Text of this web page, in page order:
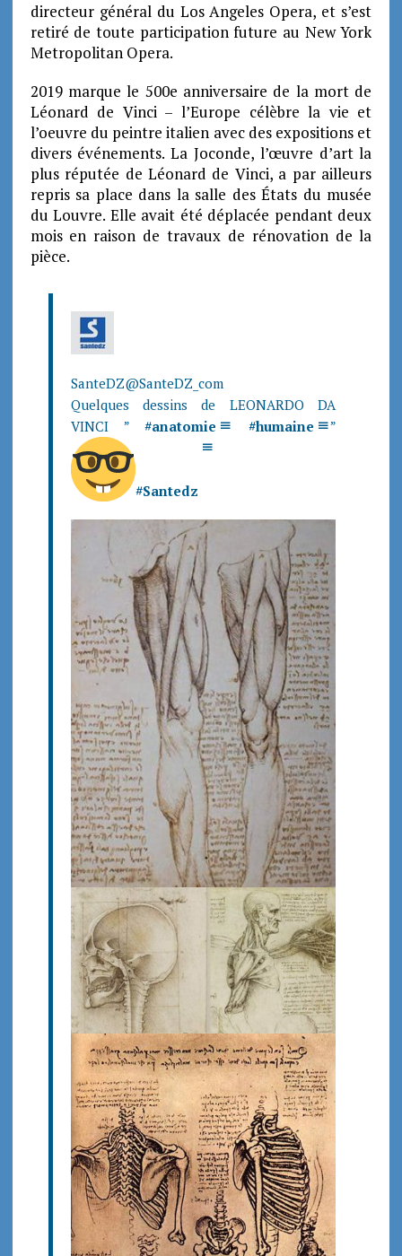
directeur général du Los Angeles Opera, et s’est
retiré de toute participation future au New York
Metropolitan Opera.
2019 marque le 500e anniversaire de la mort de
Léonard de Vinci – l’Europe célèbre la vie et
l’oeuvre du peintre italien avec des expositions et
divers événements. La Joconde, l’œuvre d’art la
plus réputée de Léonard de Vinci, a par ailleurs
repris sa place dans la salle des États du musée
du Louvre. Elle avait été déplacée pendant deux
mois en raison de travaux de rénovation de la
pièce.
SanteDZ@SanteDZ_com
Quelques dessins de LEONARDO DA
VINCI ”#anatomie #humaine ”
#Santedz